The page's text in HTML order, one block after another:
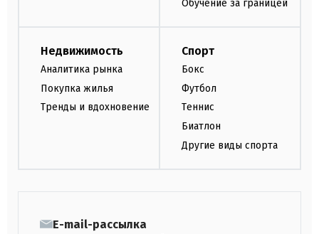
Обучение за границей
Недвижимость
Аналитика рынка
Покупка жилья
Тренды и вдохновение
Спорт
Бокс
Футбол
Теннис
Биатлон
Другие виды спорта
E-mail-рассылка